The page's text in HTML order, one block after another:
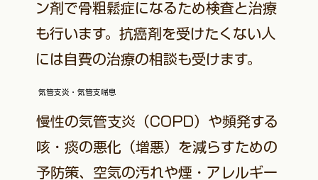
ン剤で骨粗鬆症になるため検査と治療
も行います。抗癌剤を受けたくない人
には自費の治療の相談も受けます。
​気管支炎・気管支喘息
慢性の気管支炎（COPD）や頻発する
咳・痰の悪化（増悪）を減らすための
予防策、空気の汚れや煙・アレルギー